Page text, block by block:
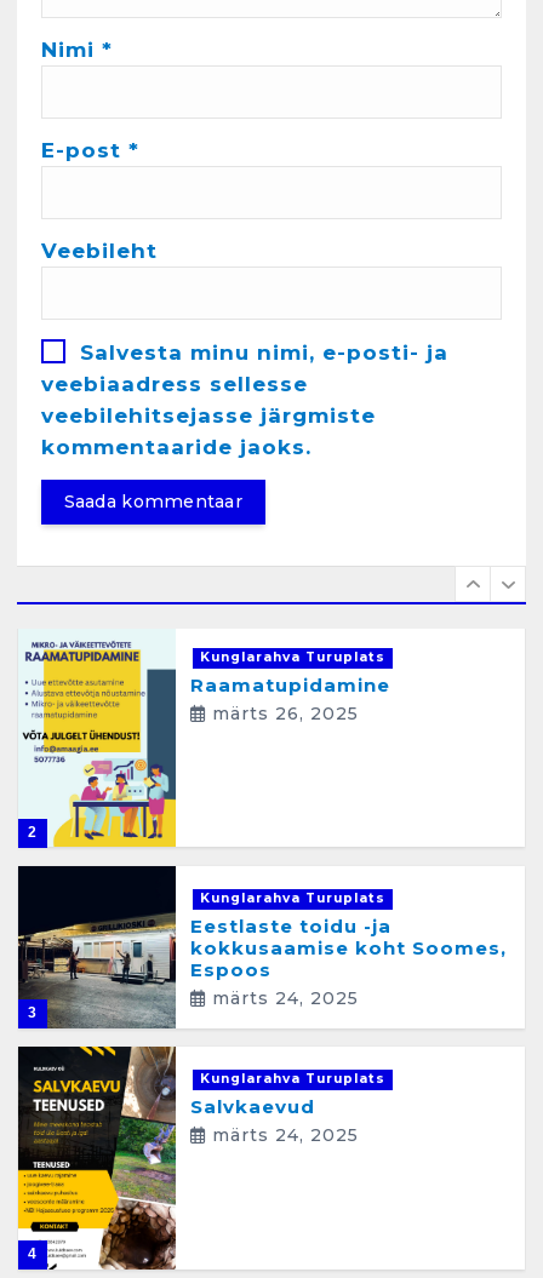
Nimi*
E-post*
Veebileht
Salvesta minu nimi, e-posti- ja
veebiaadress sellesse
veebilehitsejasse järgmiste
kommentaaride jaoks.
Kunglarahva Turuplats
Kunglarahva Turuplats
Raamatupidamisteenus
2
Kunglarahva Turuplats
Raamatupidamine
märts 26, 2025
3
Kunglarahva Turuplats
Eestlaste toidu -ja
kokkusaamise koht Soomes,
Espoos
märts 24, 2025
4
Kunglarahva Turuplats
Salvkaevud
märts 24, 2025